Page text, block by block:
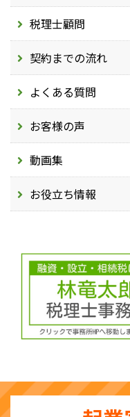
税理士顧問
契約までの流れ
よくある質問
お客様の声
動画集
お役立ち情報